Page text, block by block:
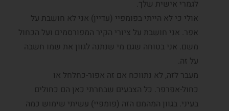
לגמרי אישית שלך.
אולי כי לא הייתי בפומפיי (עדיין) אני לא חושבת על
אפר. אני חושבת על ציורי הקיר המפורסמים ועל הכחול
משם. אני בטוחה שגם מי שנתנה לגוון את שמו חשבה
על זה.
מעבר לזה, לא נתווכח אם זה אפור-כחלחל או
כחול-אפרפר. כל הצבעים שבחרתי כאן הם כחולים
בעיני. בגוון המהמם הזה (פומפיי) עשיתי שימוש כמה